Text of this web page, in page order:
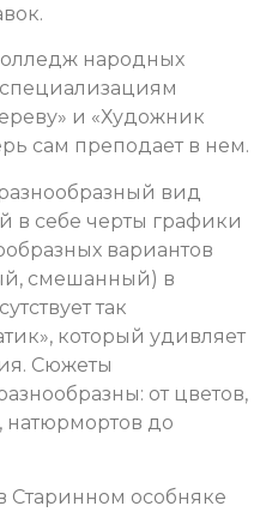
народных
и «Художник
сам преподает в нем.
вид
в себе черты графики
вариантов
смешанный) в
так
который удивляет
Сюжеты
от цветов,
натюрмортов до
Старинном особняке